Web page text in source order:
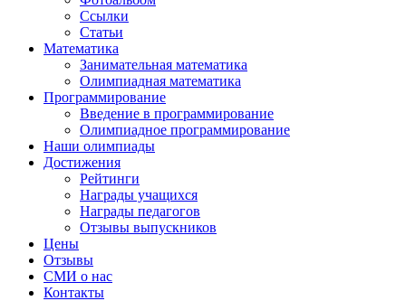
Ссылки
Статьи
Математика
Занимательная математика
Олимпиадная математика
Программирование
Введение в программирование
Олимпиадное программирование
Наши олимпиады
Достижения
Рейтинги
Награды учащихся
Награды педагогов
Отзывы выпускников
Цены
Отзывы
СМИ о нас
Контакты